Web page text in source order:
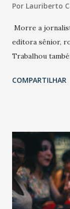
Por Lauriberto
Morre a
editora sênior,
Trabalhou
COMPARTILHAR